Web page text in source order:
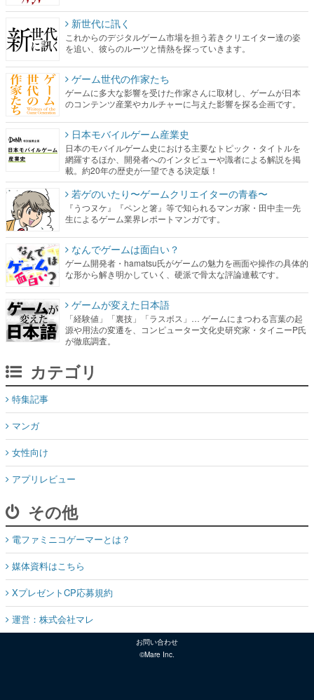
新世代に訊く
これからのデジタルゲーム市場を担う若きクリエイター達の姿
を追い、彼らのルーツと情熱を探っていきます。
ゲーム世代の作家たち
ゲームに多大な影響を受けた作家さんに取材し、ゲームが日本
のコンテンツ産業やカルチャーに与えた影響を探る企画です。
日本モバイルゲーム産業史
日本のモバイルゲーム史における主要なトピック・タイトルを
網羅するほか、開発者へのインタビューや識者による解説を掲
載。約20年の歴史が一望できる決定版！
若ゲのいたり〜ゲームクリエイターの青春〜
『うつヌケ』『ペンと箸』等で知られるマンガ家・田中圭一先
生によるゲーム業界レポートマンガです。
なんでゲームは面白い？
ゲーム開発者・hamatsu氏がゲームの魅力を画面や操作の具体的
な形から解き明かしていく、硬派で骨太な評論連載です。
ゲームが変えた日本語
「経験値」「裏技」「ラスボス」… ゲームにまつわる言葉の起
源や用法の変遷を、コンピューター文化史研究家・タイニーP氏
が徹底調査。
カテゴリ
特集記事
マンガ
女性向け
アプリレビュー
その他
電ファミニコゲーマーとは？
媒体資料はこちら
XプレゼントCP応募規約
運営：株式会社マレ
お問い合わせ
©Mare Inc.